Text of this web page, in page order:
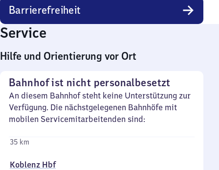
Barrierefreiheit
Service
Hilfe und Orientierung vor Ort
Bahnhof ist nicht personalbesetzt
An diesem Bahnhof steht keine Unterstützung zur
Verfügung. Die nächstgelegenen Bahnhöfe mit
mobilen Servicemitarbeitenden sind:
35 km
Koblenz Hbf